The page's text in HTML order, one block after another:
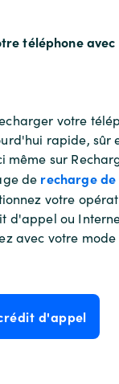
téléphone
votre
rapide, sûr
même sur
de recharge
votre
d'appel ou
avec votre
d'appel